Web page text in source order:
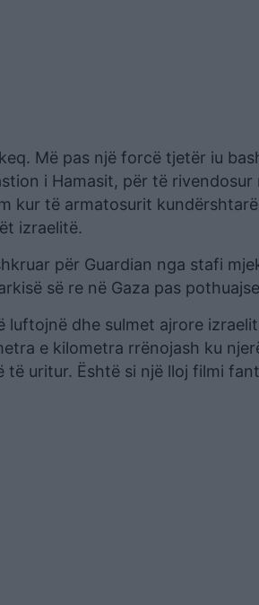
Më pas një forcë tjetër iu
i Hamasit, për të
kur të armatosurit
izraelitë.
për Guardian nga stafi
së re në Gaza pas
luftojnë dhe sulmet ajrore
e kilometra rrënojash ku
të uritur. Është si një lloj filmi